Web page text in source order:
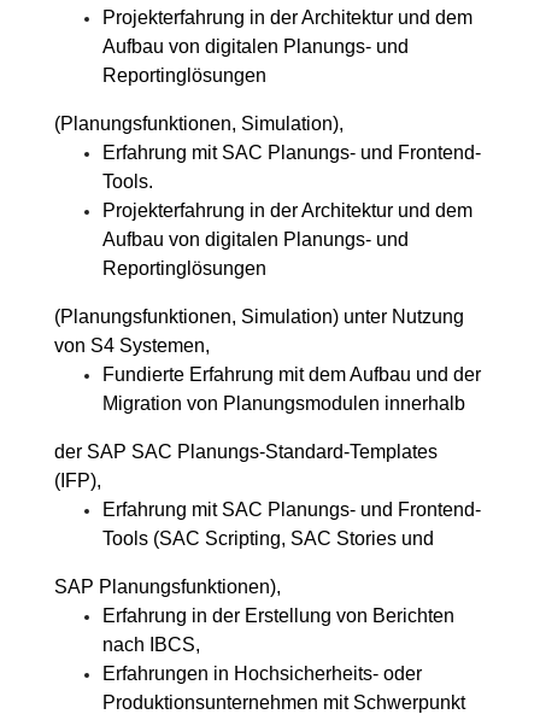
Projekterfahrung in der Architektur und dem
Aufbau von digitalen Planungs- und
Reportinglösungen
(Planungsfunktionen, Simulation),
Erfahrung mit SAC Planungs- und Frontend-
Tools.
Projekterfahrung in der Architektur und dem
Aufbau von digitalen Planungs- und
Reportinglösungen
(Planungsfunktionen, Simulation) unter Nutzung
von S4 Systemen,
Fundierte Erfahrung mit dem Aufbau und der
Migration von Planungsmodulen innerhalb
der SAP SAC Planungs-Standard-Templates
(IFP),
Erfahrung mit SAC Planungs- und Frontend-
Tools (SAC Scripting, SAC Stories und
SAP Planungsfunktionen),
Erfahrung in der Erstellung von Berichten
nach IBCS,
Erfahrungen in Hochsicherheits- oder
Produktionsunternehmen mit Schwerpunkt